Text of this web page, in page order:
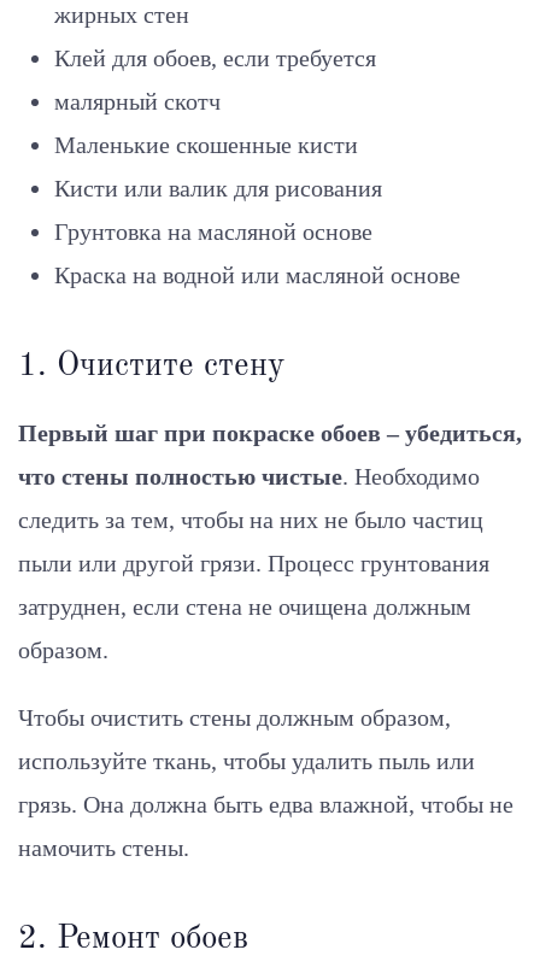
жирных стен
Клей для обоев, если требуется
малярный скотч
Маленькие скошенные кисти
Кисти или валик для рисования
Грунтовка на масляной основе
Краска на водной или масляной основе
1. Очистите стену
Первый шаг при покраске обоев – убедиться,
что стены полностью чистые. Необходимо
следить за тем, чтобы на них не было частиц
пыли или другой грязи. Процесс грунтования
затруднен, если стена не очищена должным
образом.
Чтобы очистить стены должным образом,
используйте ткань, чтобы удалить пыль или
грязь. Она должна быть едва влажной, чтобы не
намочить стены.
2. Ремонт обоев